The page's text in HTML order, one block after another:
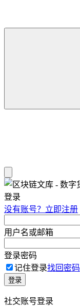
登录
没有账号？立即注册
用户名或邮箱
登录密码
记住登录找回密码
登录
社交账号登录